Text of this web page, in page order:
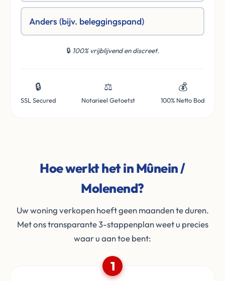
Anders (bijv. beleggingspand)
🔒 100% vrijblijvend en discreet.
🔒
SSL Secured
⚖️
Notarieel Getoetst
💰
100% Netto Bod
Hoe werkt het in Mûnein /
Molenend?
Uw woning verkopen hoeft geen maanden te duren.
Met ons transparante 3-stappenplan weet u precies
waar u aan toe bent:
1